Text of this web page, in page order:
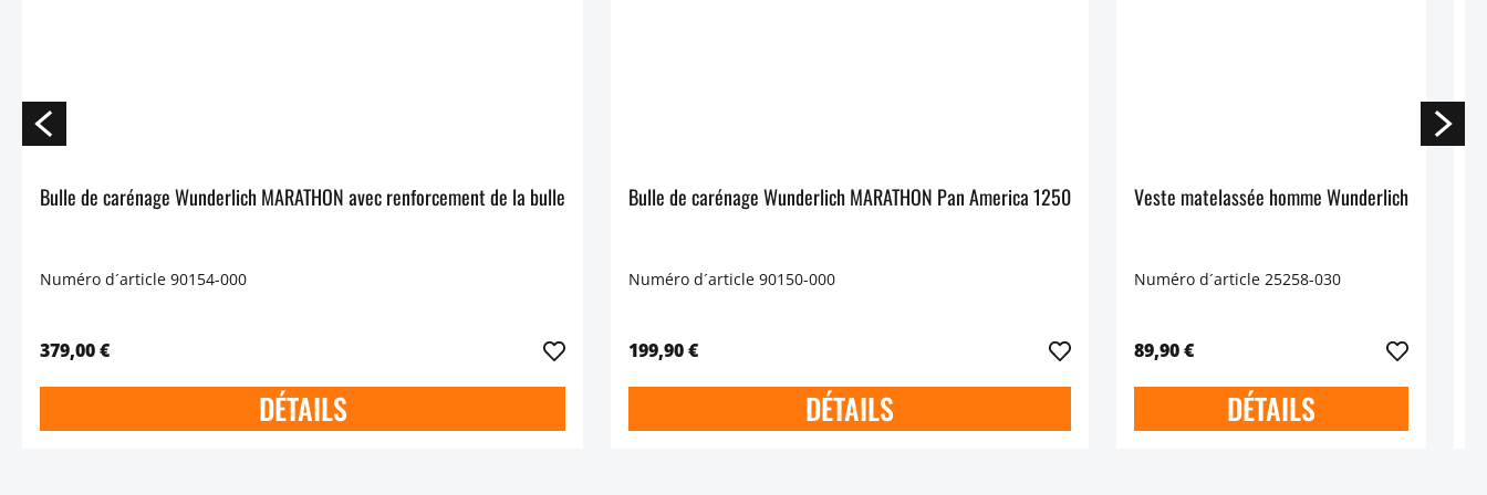
Bulle de carénage Wunderlich MARATHON avec renforcement de la bulle
Numéro d´article 90154-000
379,00 €
DÉTAILS
Bulle de carénage Wunderlich MARATHON Pan America 1250
Numéro d´article 90150-000
199,90 €
DÉTAILS
Veste matelassée homme Wunderlich
Numéro d´article 25258-030
89,90 €
DÉTAILS